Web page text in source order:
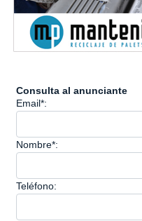
Consulta al anunciante
Email*:
Nombre*:
Teléfono: